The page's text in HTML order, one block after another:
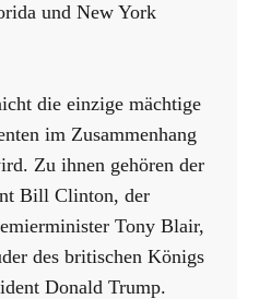
und New York
die einzige mächtige
im Zusammenhang
Zu ihnen gehören der
Bill Clinton, der
Tony Blair,
des britischen Königs
Donald Trump.